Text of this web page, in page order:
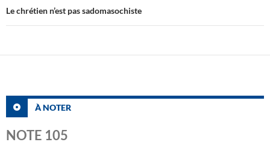
Le chrétien n’est pas sadomasochiste
À NOTER
NOTE 105